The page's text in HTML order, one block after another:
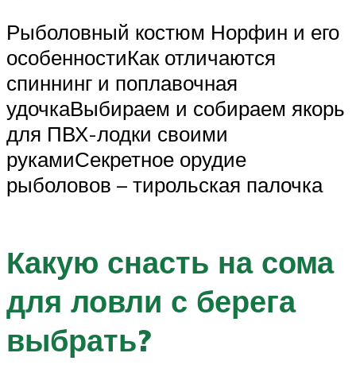
Рыболовный костюм Норфин и его
особенностиКак отличаются
спиннинг и поплавочная
удочкаВыбираем и собираем якорь
для ПВХ-лодки своими
рукамиСекретное орудие
рыболовов – тирольская палочка
Какую снасть на сома
для ловли с берега
выбрать?